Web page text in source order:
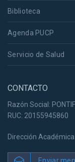
Biblioteca
Agenda PUCP
Servicio de Salud
CONTACTO
Razón Social:
RUC: 20155945860
Dirección